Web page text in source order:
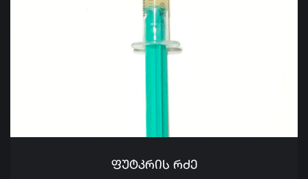
ᲤᲣᲢᲙᲠᲘᲡ ᲠᲫᲔ